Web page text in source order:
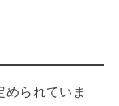
られていま